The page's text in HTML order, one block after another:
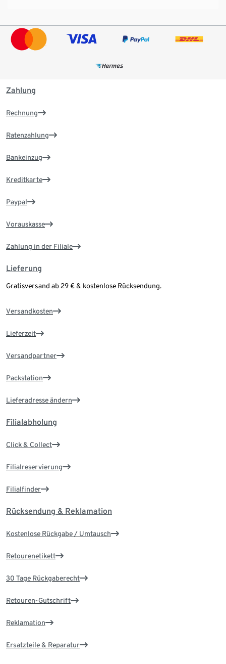
Zahlung
Rechnung
Ratenzahlung
Bankeinzug
Kreditkarte
Paypal
Vorauskasse
Zahlung in der Filiale
Lieferung
Gratisversand ab 29 € & kostenlose Rücksendung.
Versandkosten
Lieferzeit
Versandpartner
Packstation
Lieferadresse ändern
Filialabholung
Click & Collect
Filialreservierung
Filialfinder
Rücksendung & Reklamation
Kostenlose Rückgabe / Umtausch
Retourenetikett
30 Tage Rückgaberecht
Retouren-Gutschrift
Reklamation
Ersatzteile & Reparatur